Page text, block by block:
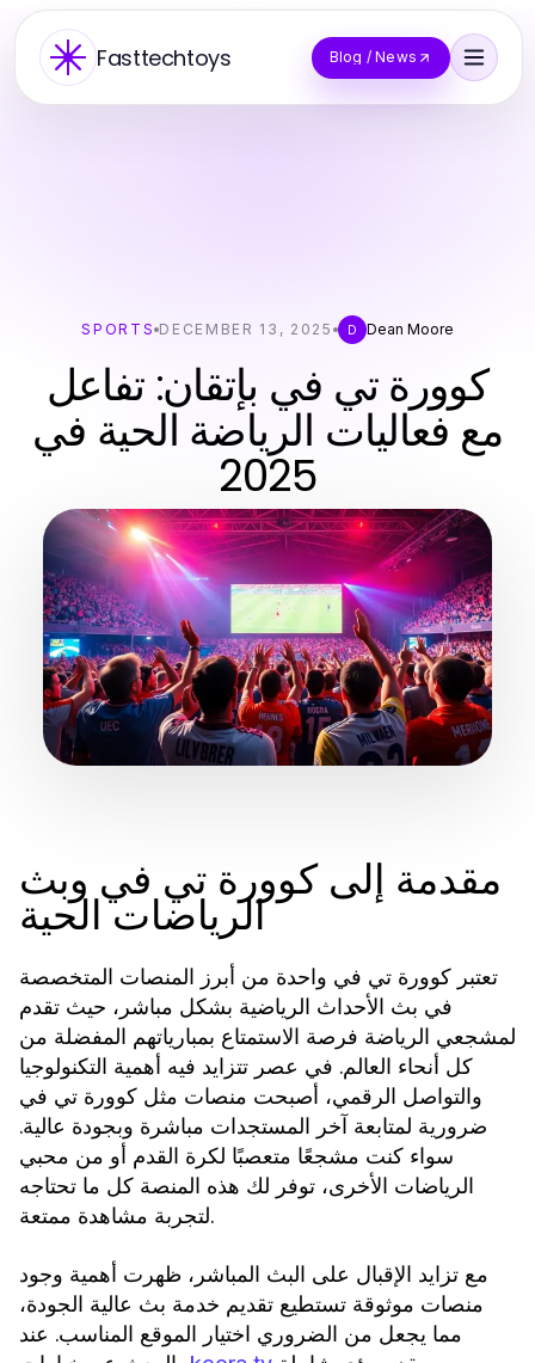
Fasttechtoys Blog / News
SPORTS DECEMBER 13, 2025 D Dean Moore
كوورة تي في بإتقان: تفاعل
مع فعاليات الرياضة الحية في
2025
مقدمة إلى كوورة تي في وبث
الرياضات الحية
تعتبر كوورة تي في واحدة من أبرز المنصات المتخصصة
في بث الأحداث الرياضية بشكل مباشر، حيث تقدم
لمشجعي الرياضة فرصة الاستمتاع بمبارياتهم المفضلة من
كل أنحاء العالم. في عصر تتزايد فيه أهمية التكنولوجيا
والتواصل الرقمي، أصبحت منصات مثل كوورة تي في
ضرورية لمتابعة آخر المستجدات مباشرة وبجودة عالية.
سواء كنت مشجعًا متعصبًا لكرة القدم أو من محبي
الرياضات الأخرى، توفر لك هذه المنصة كل ما تحتاجه
لتجربة مشاهدة ممتعة.
مع تزايد الإقبال على البث المباشر، ظهرت أهمية وجود
منصات موثوقة تستطيع تقديم خدمة بث عالية الجودة،
مما يجعل من الضروري اختيار الموقع المناسب. عند